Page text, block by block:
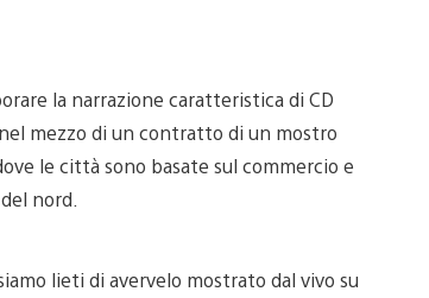
la narrazione caratteristica di CD
mezzo di un contratto di un mostro
le città sono basate sul commercio e
nord.
lieti di avervelo mostrato dal vivo su